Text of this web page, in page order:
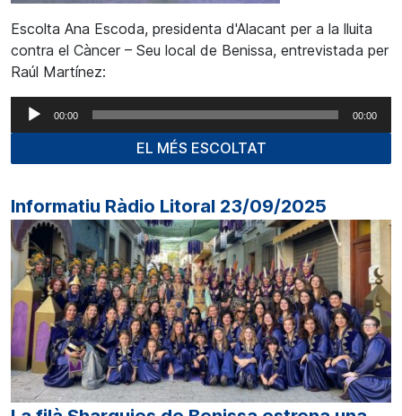
Escolta Ana Escoda, presidenta d'Alacant per a la lluita
contra el Càncer – Seu local de Benissa, entrevistada per
Raúl Martínez:
Reproductor
d'àudio
00:00 00:00
EL MÉS ESCOLTAT
Informatiu Ràdio Litoral 23/09/2025